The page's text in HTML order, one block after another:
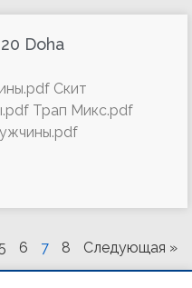
Doha
Скит
Трап Микс.pdf
6 7 8 Следующая »